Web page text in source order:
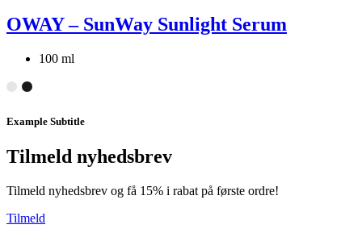
OWAY – SunWay Sunlight Serum
100 ml
Example Subtitle
Tilmeld nyhedsbrev
Tilmeld nyhedsbrev og få 15% i rabat på første ordre!
Tilmeld